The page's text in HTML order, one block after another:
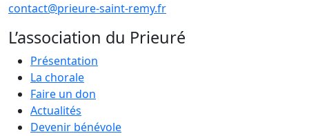
contact@prieure-saint-remy.fr
L’association du Prieuré
Présentation
La chorale
Faire un don
Actualités
Devenir bénévole